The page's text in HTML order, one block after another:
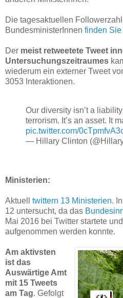
Die tagesaktuellen
BundesministerInnen finden Sie
Der meist retweetete Tweet
Untersuchungszeitraumes
wiederum ein externer Tweet
3053 Interaktionen.
Our diversity isn’t a
terrorism. It’s an asset. It
pic.twitter.com/
— Hillary Clinton
Ministerien:
Aktuell twittern 13 Ministerien.
12 untersucht, da das
Mai 2016 bei Twitter startete
aufgenommen werden konnte.
Am aktivsten
ist das
Auswärtige Amt
mit 15 Tweets
am Tag. Gefolgt